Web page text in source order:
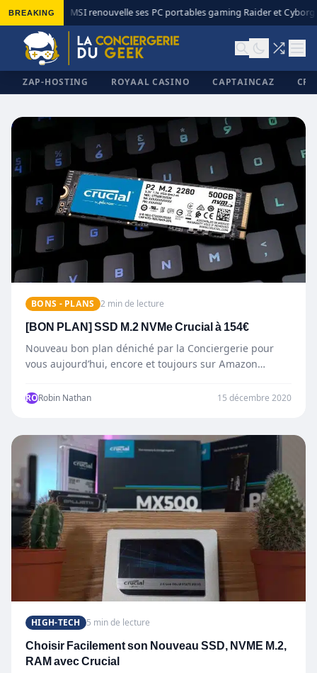
BREAKING MSI renouvelle ses PC portables gaming Raider et Cyborg
ZAP-HOSTING ROYAAL CASINO CAPTAINCAZ
BONS - PLANS 2 min de lecture
[BON PLAN] SSD M.2 NVMe Crucial à 154€
Nouveau bon plan déniché par la Conciergerie pour
vous aujourd’hui, encore et toujours sur Amazon
RORobin Nathan 15 décembre 2020
HIGH-TECH 5 min de lecture
Choisir Facilement son Nouveau SSD, NVME M.2,
RAM avec Crucial